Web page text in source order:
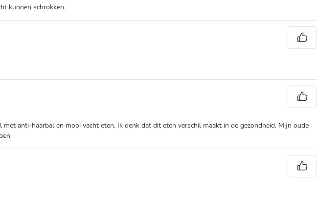
kunnen schrokken.
anti-haarbal en mooi vacht eten. Ik denk dat dit eten verschil maakt in de gezondheid. Mijn oude